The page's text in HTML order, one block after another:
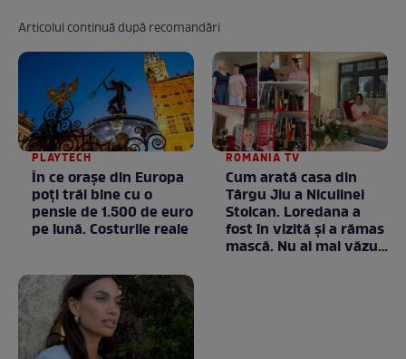
Articolul continuă după recomandări
PLAYTECH
În ce orașe din Europa
poți trăi bine cu o
pensie de 1.500 de euro
pe lună. Costurile reale
ROMANIA TV
Cum arată casa din
Târgu Jiu a Niculinei
Stoican. Loredana a
fost în vizită și a rămas
mască. Nu ai mai văzut